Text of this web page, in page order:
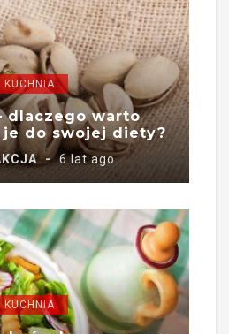
KUCHNIA
dlaczego warto
do swojej diety?
6 lat ago
KUCHNIA